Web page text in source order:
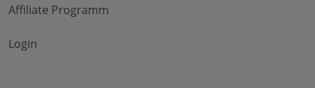
Affiliate Programm
Login